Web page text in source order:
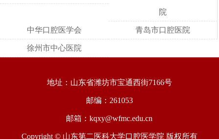
院
中华口腔医学会 青岛市口腔医院
徐州市中心医院
地址：山东省潍坊市宝通西街7166号
邮编：261053
邮箱：kqxy@wfmc.edu.cn
Copyright © 山东第二医科大学口腔医学院 版权所有